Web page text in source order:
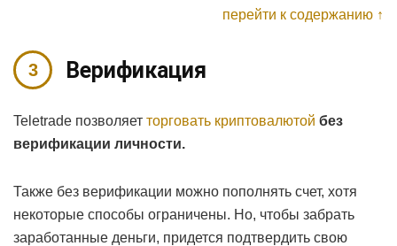
перейти к содержанию ↑
Верификация
Teletrade позволяет торговать криптовалютой без
верификации личности.
Также без верификации можно пополнять счет, хотя
некоторые способы ограничены. Но, чтобы забрать
заработанные деньги, придется подтвердить свою